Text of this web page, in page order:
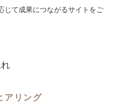
利用規約
じて成果につながるサイトをご
アリング